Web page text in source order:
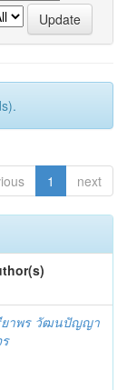
1 next
ยาพร วัฒนปัญญา